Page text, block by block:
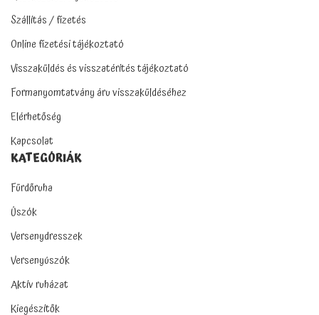
Szállítás / fizetés
Online fizetési tájékoztató
Visszaküldés és visszatérítés tájékoztató
Formanyomtatvány áru visszaküldéséhez
Elérhetőség
Kapcsolat
KATEGÓRIÁK
Fürdőruha
Úszók
Versenydresszek
Versenyúszók
Aktív ruházat
Kiegészítők